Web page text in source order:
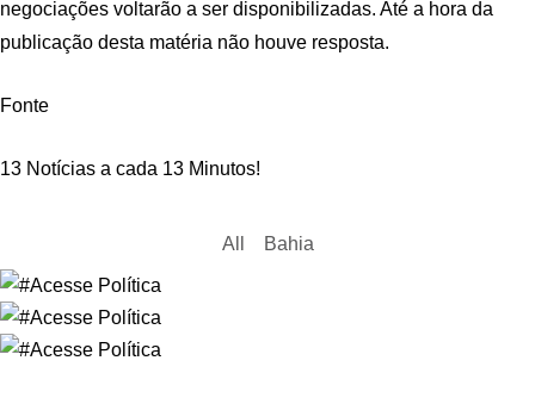
negociações voltarão a ser disponibilizadas. Até a hora da
publicação desta matéria não houve resposta.
Fonte
13 Notícias a cada 13 Minutos!
All Bahia